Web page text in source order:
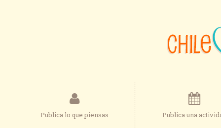
Publica lo que piensas Publica una